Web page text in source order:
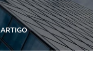
ARTIGO